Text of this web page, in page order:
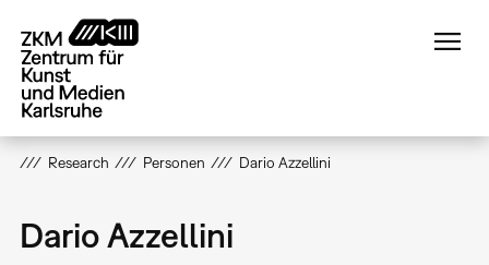
zum
Inhalt
Research Personen Dario Azzellini
Dario Azzellini